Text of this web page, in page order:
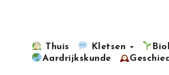
Thuis Kletsen
Aardrijkskunde